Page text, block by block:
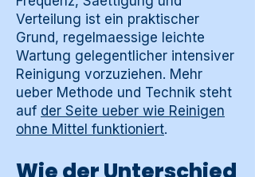
Verteilung ist ein praktischer
Grund, regelmaessige leichte
Wartung gelegentlicher intensiver
Reinigung vorzuziehen. Mehr
ueber Methode und Technik steht
auf der Seite ueber wie Reinigen
ohne Mittel funktioniert.